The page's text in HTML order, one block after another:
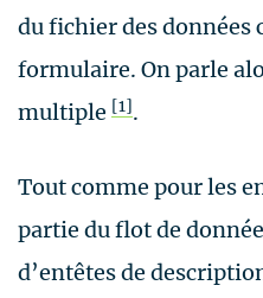
du fichier des données
formulaire. On parle
multiple [1].
Tout comme pour les
partie du flot de
d’entêtes de